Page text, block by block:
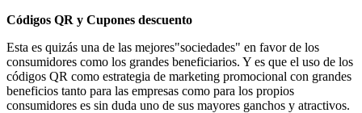
Códigos QR y Cupones descuento
Esta es quizás una de las mejores"sociedades" en favor de los
consumidores como los grandes beneficiarios. Y es que el uso de los
códigos QR como estrategia de marketing promocional con grandes
beneficios tanto para las empresas como para los propios
consumidores es sin duda uno de sus mayores ganchos y atractivos.